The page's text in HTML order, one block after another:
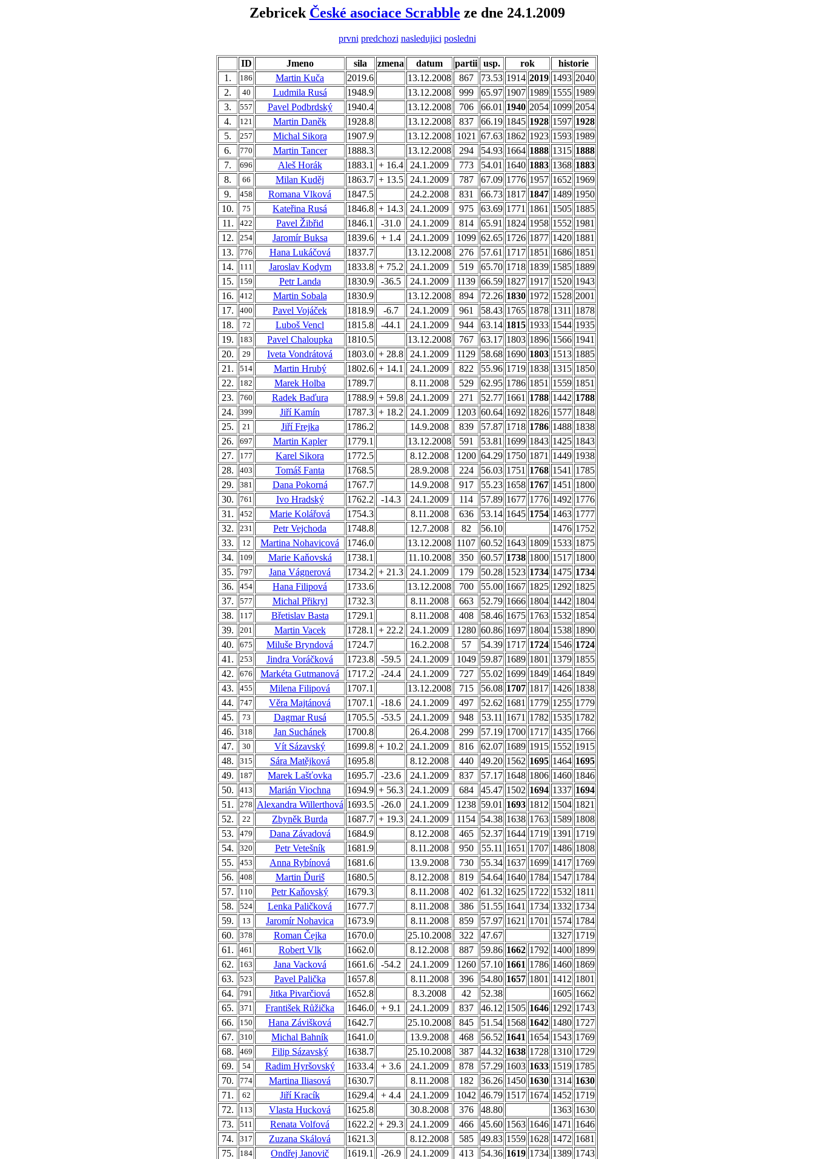
Zebricek České asociace Scrabble ze dne 24.1.2009
prvni predchozi nasledujici posledni
ID Jmeno sila zmena datum partii usp. rok
historie
1.
186 Martin Kuča 2019.6 13.12.2008 867 73.53 1914 2019 1493 2040
2.
40 Ludmila Rusá 1948.9 13.12.2008 999 65.97 1907 1989 1555 1989
3.
557 Pavel Podbrdský 1940.4 13.12.2008 706 66.01 1940 2054 1099 2054
4.
121 Martin Daněk 1928.8 13.12.2008 837 66.19 1845 1928 1597 1928
5.
257 Michal Sikora 1907.9 13.12.2008 1021 67.63 1862 1923 1593 1989
6.
770 Martin Tancer 1888.3 13.12.2008 294 54.93 1664 1888 1315 1888
7.
696 Aleš Horák 1883.1 + 16.4 24.1.2009 773 54.01 1640 1883 1368 1883
8.
66 Milan Kuděj 1863.7 + 13.5 24.1.2009 787 67.09 1776 1957 1652 1969
9.
458 Romana Vlková 1847.5 24.2.2008 831 66.73 1817 1847 1489 1950
10.
75 Kateřina Rusá 1846.8 + 14.3 24.1.2009 975 63.69 1771 1861 1505 1885
11.
422 Pavel Žibřid 1846.1 -31.0 24.1.2009 814 65.91 1824 1958 1552 1981
12.
254 Jaromír Buksa 1839.6 + 1.4 24.1.2009 1099 62.65 1726 1877 1420 1881
13.
776 Hana Lukáčová 1837.7 13.12.2008 276 57.61 1717 1851 1686 1851
14.
111 Jaroslav Kodym 1833.8 + 75.2 24.1.2009 519 65.70 1718 1839 1585 1889
15.
159 Petr Landa 1830.9 -36.5 24.1.2009 1139 66.59 1827 1917 1520 1943
16.
412 Martin Sobala 1830.9 13.12.2008 894 72.26 1830 1972 1528 2001
17.
400 Pavel Vojáček 1818.9 -6.7 24.1.2009 961 58.43 1765 1878 1311 1878
18.
72 Luboš Vencl 1815.8 -44.1 24.1.2009 944 63.14 1815 1933 1544 1935
19.
183 Pavel Chaloupka 1810.5 13.12.2008 767 63.17 1803 1896 1566 1941
20.
29 Iveta Vondrátová 1803.0 + 28.8 24.1.2009 1129 58.68 1690 1803 1513 1885
21.
514 Martin Hrubý 1802.6 + 14.1 24.1.2009 822 55.96 1719 1838 1315 1850
22.
182 Marek Holba 1789.7 8.11.2008 529 62.95 1786 1851 1559 1851
23.
760 Radek Baďura 1788.9 + 59.8 24.1.2009 271 52.77 1661 1788 1442 1788
24.
399 Jiří Kamín 1787.3 + 18.2 24.1.2009 1203 60.64 1692 1826 1577 1848
25.
21 Jiří Frejka 1786.2 14.9.2008 839 57.87 1718 1786 1488 1838
26.
697 Martin Kapler 1779.1 13.12.2008 591 53.81 1699 1843 1425 1843
27.
177 Karel Sikora 1772.5 8.12.2008 1200 64.29 1750 1871 1449 1938
28.
403 Tomáš Fanta 1768.5 28.9.2008 224 56.03 1751 1768 1541 1785
29.
381 Dana Pokorná 1767.7 14.9.2008 917 55.23 1658 1767 1451 1800
30.
761 Ivo Hradský 1762.2 -14.3 24.1.2009 114 57.89 1677 1776 1492 1776
31.
452 Marie Kolářová 1754.3 8.11.2008 636 53.14 1645 1754 1463 1777
32.
231 Petr Vejchoda 1748.8 12.7.2008 82 56.10 1476 1752
33.
12 Martina Nohavicová 1746.0 13.12.2008 1107 60.52 1643 1809 1533 1875
34.
109 Marie Kaňovská 1738.1 11.10.2008 350 60.57 1738 1800 1517 1800
35.
797 Jana Vágnerová 1734.2 + 21.3 24.1.2009 179 50.28 1523 1734 1475 1734
36.
454 Hana Filipová 1733.6 13.12.2008 700 55.00 1667 1825 1292 1825
37.
577 Michal Přikryl 1732.3 8.11.2008 663 52.79 1666 1804 1442 1804
38.
117 Břetislav Basta 1729.1 8.11.2008 408 58.46 1675 1763 1532 1854
39.
201 Martin Vacek 1728.1 + 22.2 24.1.2009 1280 60.86 1697 1804 1538 1890
40.
675 Miluše Bryndová 1724.7 16.2.2008 57 54.39 1717 1724 1546 1724
41.
253 Jindra Voráčková 1723.8 -59.5 24.1.2009 1049 59.87 1689 1801 1379 1855
42.
676 Markéta Gutmanová 1717.2 -24.4 24.1.2009 727 55.02 1699 1849 1464 1849
43.
455 Milena Filipová 1707.1 13.12.2008 715 56.08 1707 1817 1426 1838
44.
747 Věra Majtánová 1707.1 -18.6 24.1.2009 497 52.62 1681 1779 1255 1779
45.
73 Dagmar Rusá 1705.5 -53.5 24.1.2009 948 53.11 1671 1782 1535 1782
46.
318 Jan Suchánek 1700.8 26.4.2008 299 57.19 1700 1717 1435 1766
47.
30 Vít Sázavský 1699.8 + 10.2 24.1.2009 816 62.07 1689 1915 1552 1915
48.
315 Sára Matějková 1695.8 8.12.2008 440 49.20 1562 1695 1464 1695
49.
187 Marek Lašťovka 1695.7 -23.6 24.1.2009 837 57.17 1648 1806 1460 1846
50.
413 Marián Viochna 1694.9 + 56.3 24.1.2009 684 45.47 1502 1694 1337 1694
51.
278 Alexandra Willerthová 1693.5 -26.0 24.1.2009 1238 59.01 1693 1812 1504 1821
52.
22 Zbyněk Burda 1687.7 + 19.3 24.1.2009 1154 54.38 1638 1763 1589 1808
53.
479 Dana Závadová 1684.9 8.12.2008 465 52.37 1644 1719 1391 1719
54.
320 Petr Vetešník 1681.9 8.11.2008 950 55.11 1651 1707 1486 1808
55.
453 Anna Rybínová 1681.6 13.9.2008 730 55.34 1637 1699 1417 1769
56.
408 Martin Ďuriš 1680.5 8.12.2008 819 54.64 1640 1784 1547 1784
57.
110 Petr Kaňovský 1679.3 8.11.2008 402 61.32 1625 1722 1532 1811
58.
524 Lenka Paličková 1677.7 8.11.2008 386 51.55 1641 1734 1332 1734
59.
13 Jaromír Nohavica 1673.9 8.11.2008 859 57.97 1621 1701 1574 1784
60.
378 Roman Čejka 1670.0 25.10.2008 322 47.67 1327 1719
61.
461 Robert Vlk 1662.0 8.12.2008 887 59.86 1662 1792 1400 1899
62.
163 Jana Vacková 1661.6 -54.2 24.1.2009 1260 57.10 1661 1786 1460 1869
63.
523 Pavel Palička 1657.8 8.11.2008 396 54.80 1657 1801 1412 1801
64.
791 Jitka Pivarčiová 1652.8 8.3.2008 42 52.38 1605 1662
65.
371 František Růžička 1646.0 + 9.1 24.1.2009 837 46.12 1505 1646 1292 1743
66.
150 Hana Závišková 1642.7 25.10.2008 845 51.54 1568 1642 1480 1727
67.
310 Michal Bahník 1641.0 13.9.2008 468 56.52 1641 1654 1543 1769
68.
469 Filip Sázavský 1638.7 25.10.2008 387 44.32 1638 1728 1310 1729
69.
54 Radim Hyršovský 1633.4 + 3.6 24.1.2009 878 57.29 1603 1633 1519 1785
70.
774 Martina Iliasová 1630.7 8.11.2008 182 36.26 1450 1630 1314 1630
71.
62 Jiří Kracík 1629.4 + 4.4 24.1.2009 1042 46.79 1517 1674 1452 1719
72.
113 Vlasta Hucková 1625.8 30.8.2008 376 48.80 1363 1630
73.
511 Renata Volfová 1622.2 + 29.3 24.1.2009 466 45.60 1563 1646 1471 1646
74.
317 Zuzana Skálová 1621.3 8.12.2008 585 49.83 1559 1628 1472 1681
75.
184 Ondřej Janovič 1619.1 -26.9 24.1.2009 413 54.36 1619 1734 1389 1743